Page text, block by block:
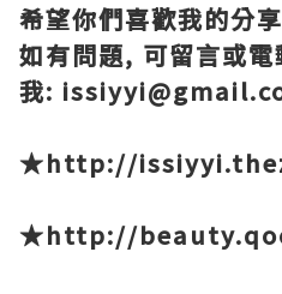
希望你們喜歡我的分享
如有問題, 可留言或電
我:
★http://
★http://